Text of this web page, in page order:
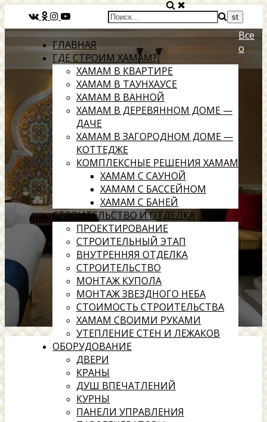
ГЛАВНАЯ
ГДЕ СТРОИМ ХАМАМ?
ХАМАМ В КВАРТИРЕ
ХАМАМ В ТАУНХАУСЕ
ХАМАМ В ВАННОЙ
ХАМАМ В ДЕРЕВЯННОМ ДОМЕ —
ДАЧЕ
ХАМАМ В ЗАГОРОДНОМ ДОМЕ —
КОТТЕДЖЕ
КОМПЛЕКСНЫЕ РЕШЕНИЯ ХАМАМ
ХАМАМ С САУНОЙ
ХАМАМ С БАССЕЙНОМ
ХАМАМ С БАНЕЙ
СТРОИТЕЛЬСТВО И ОТДЕЛКА
ПРОЕКТИРОВАНИЕ
СТРОИТЕЛЬНЫЙ ЭТАП
ВНУТРЕННЯЯ ОТДЕЛКА
СТРОИТЕЛЬСТВО
МОНТАЖ КУПОЛА
МОНТАЖ ЗВЕЗДНОГО НЕБА
СТОИМОСТЬ СТРОИТЕЛЬСТВА
ХАМАМ СВОИМИ РУКАМИ
УТЕПЛЕНИЕ СТЕН И ЛЕЖАКОВ
ОБОРУДОВАНИЕ
ДВЕРИ
КРАНЫ
ДУШ ВПЕЧАТЛЕНИЙ
КУРНЫ
ПАНЕЛИ УПРАВЛЕНИЯ
Все
о